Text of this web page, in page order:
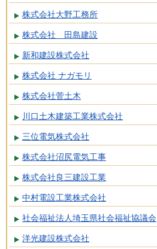
株式会社大野工務所
株式会社 田島建設
新和建設株式会社
株式会社 ナガモリ
株式会社菅土木
川口土木建築工業株式会社
三位電気株式会社
株式会社沼尻電気工事
株式会社良三建設工業
中村電設工業株式会社
社会福祉法人埼玉県社会福祉協議会
洋光建設株式会社